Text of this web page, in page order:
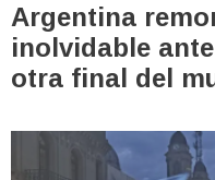
Argentina
inolvidable
otra final del